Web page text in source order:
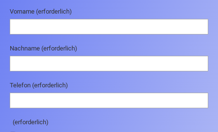
Vorname (erforderlich)
Nachname (erforderlich)
Telefon (erforderlich)
(erforderlich)